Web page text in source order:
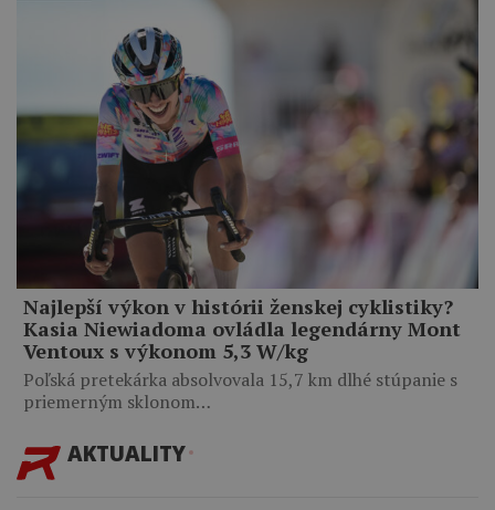
Najlepší výkon v histórii ženskej cyklistiky?
Kasia Niewiadoma ovládla legendárny Mont
Ventoux s výkonom 5,3 W/kg
Poľská pretekárka absolvovala 15,7 km dlhé stúpanie s
priemerným sklonom…
AKTUALITY